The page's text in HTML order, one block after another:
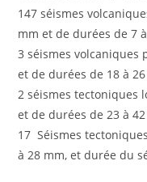
147 séismes
mm et de durées de 7
3 séismes volcaniques
et de durées de 18 à
2 séismes tectoniques
et de durées de 23 à
17 Séismes
à 28 mm, et durée du